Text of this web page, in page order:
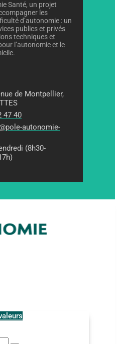
Santé, un projet
les
d’autonomie : un
publics et privés
techniques et
l’autonomie et le
de Montpellier,
47 40
autonomie-
(8h30-